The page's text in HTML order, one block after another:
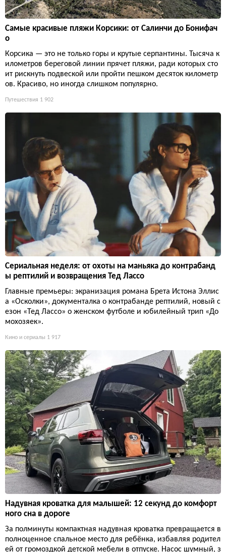
Самые красивые пляжи Корсики: от Салинчи до Бонифач
о
Корсика — это не только горы и крутые серпантины. Тысяча к
илометров береговой линии прячет пляжи, ради которых сто
ит рискнуть подвеской или пройти пешком десяток километр
ов. Красиво, но иногда слишком популярно.
Путешествия 1 902
Сериальная неделя: от охоты на маньяка до контрабанд
ы рептилий и возвращения Тед Лассо
Главные премьеры: экранизация романа Брета Истона Эллис
а «Осколки», документалка о контрабанде рептилий, новый с
езон «Тед Лассо» о женском футболе и юбилейный трип «До
мохозяек».
Кино и сериалы 1 917
Надувная кроватка для малышей: 12 секунд до комфорт
ного сна в дороге
За полминуты компактная надувная кроватка превращается в
полноценное спальное место для ребёнка, избавляя родител
ей от громоздкой детской мебели в отпуске. Насос шумный, з